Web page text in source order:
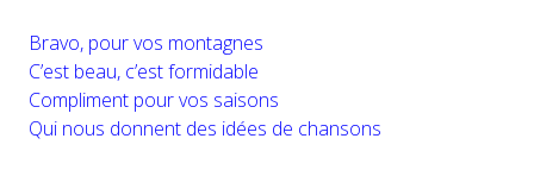
Bravo, pour vos montagnes
C’est beau, c’est formidable
Compliment pour vos saisons
Qui nous donnent des idées de chansons